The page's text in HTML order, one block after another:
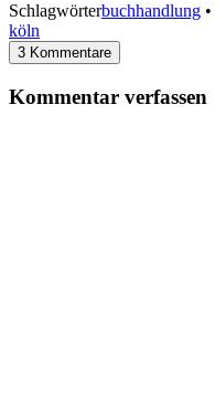
Schlagwörterbuchhandlung •
köln
3 Kommentare
Kommentar verfassen